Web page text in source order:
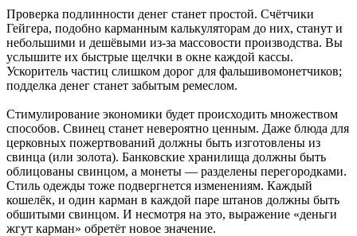
Проверка подлинности денег станет простой. Счётчики
Гейгера, подобно карманным калькуляторам до них, станут и
небольшими и дешёвыми из-за массовости производства. Вы
услышите их быстрые щелчки в окне каждой кассы.
Ускоритель частиц слишком дорог для фальшивомонетчиков;
подделка денег станет забытым ремеслом.
Стимулирование экономики будет происходить множеством
способов. Свинец станет невероятно ценным. Даже блюда для
церковных пожертвований должны быть изготовлены из
свинца (или золота). Банковские хранилища должны быть
облицованы свинцом, а монеты — разделены перегородками.
Стиль одежды тоже подвергнется изменениям. Каждый
кошелёк, и один карман в каждой паре штанов должны быть
обшитыми свинцом. И несмотря на это, выражение «деньги
жгут карман» обретёт новое значение.